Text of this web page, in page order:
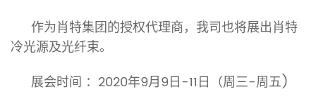
作为肖特集团的授权代理商，我司也将展出肖特
冷光源及光纤束。
展会时间 ： 2020年9月9日-11日（周三-周五)